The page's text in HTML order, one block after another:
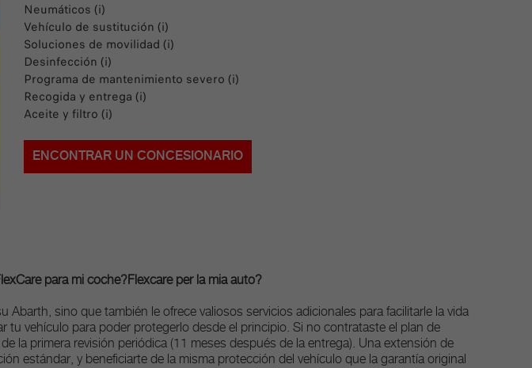
Neumáticos (i)
Vehículo de sustitución (i)
Soluciones de movilidad (i)
Desinfección (i)
Programa de mantenimiento severo (i)
Recogida y entrega (i)
Aceite y filtro (i)
ENCONTRAR UN CONCESIONARIO
para mi coche?Flexcareper la mia auto?
sino que también le ofrece valiosos servicios adicionales para facilitarle la vida
vehículo para poder protegerlo desde el principio. Si no contrataste el plan de
la primera revisión periódica (11 meses después de la entrega). Una extensión de
estándar, y beneficiarte de la misma protección del vehículo que la garantía original